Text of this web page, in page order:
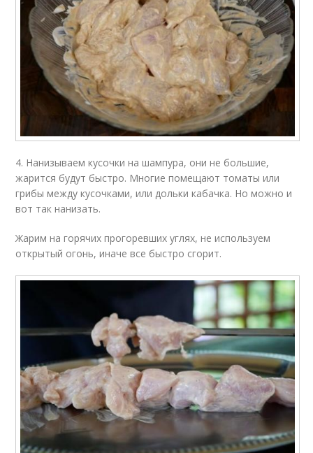
4. Нанизываем кусочки на шампура, они не большие,
жарится будут быстро. Многие помещают томаты или
грибы между кусочками, или дольки кабачка. Но можно и
вот так нанизать.
Жарим на горячих прогоревших углях, не используем
открытый огонь, иначе все быстро сгорит.